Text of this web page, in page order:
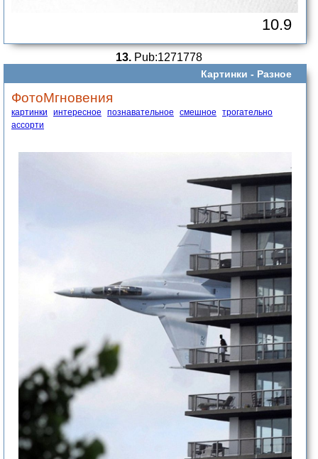
10.9
13. Pub:1271778
Картинки - Разное
ФотоМгновения
картинки интересное познавательное смешное
трогательно
ассорти